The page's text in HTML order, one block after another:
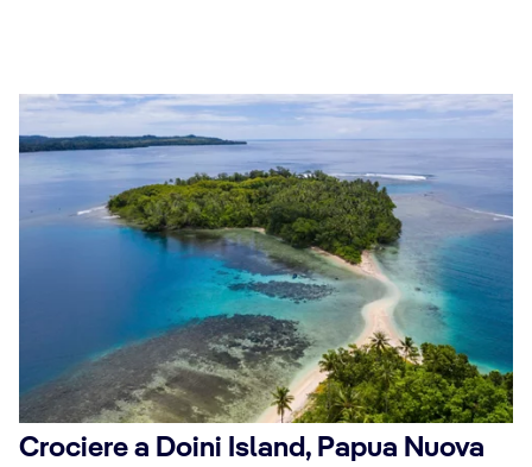
Crociere a Doini Island, Papua Nuova